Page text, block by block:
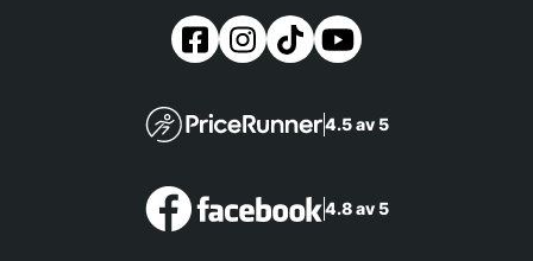
4.5 av 5
4.8 av 5